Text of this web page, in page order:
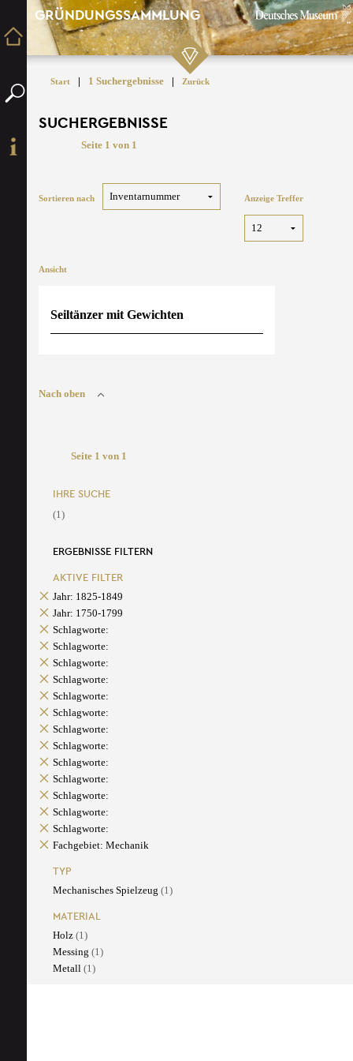
GRÜNDUNGSSAMMLUNG
Start | 1 Suchergebnisse | Zurück
SUCHERGEBNISSE
Seite 1 von 1
Sortieren nach Anzeige Treffer
Ansicht
Seiltänzer mit Gewichten
Nach oben
Seite 1 von 1
IHRE SUCHE
(1)
ERGEBNISSE FILTERN
AKTIVE FILTER
Jahr: 1825-1849
Jahr: 1750-1799
Schlagworte:
Schlagworte:
Schlagworte:
Schlagworte:
Schlagworte:
Schlagworte:
Schlagworte:
Schlagworte:
Schlagworte:
Schlagworte:
Schlagworte:
Schlagworte:
Schlagworte:
Fachgebiet: Mechanik
TYP
Mechanisches Spielzeug (1)
MATERIAL
Holz (1)
Messing (1)
Metall (1)